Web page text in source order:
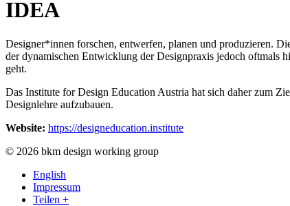
IDEA
Designer*innen forschen, entwerfen, planen und produzieren.
der dynamischen Entwicklung der Designpraxis jedoch oftmals
geht.
Das Institute for Design Education Austria hat sich daher zum
Designlehre aufzubauen.
Website: https://designeducation.institute
© 2026 bkm design working group
English
Impressum
Teilen +